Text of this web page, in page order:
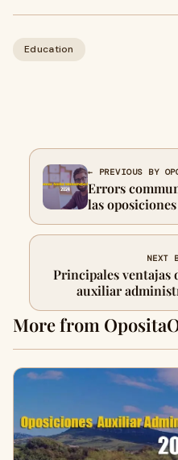
Education
← PREVIOUS BY
Errors
las
administrative
prevenirlo
NEXT
Principales ventajas
auxiliar
More from